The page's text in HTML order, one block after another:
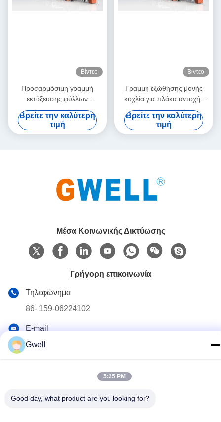
Βίντεο
Προσαρμόσιμη γραμμή
εκτόξευσης φύλλων
PC/PMMA, υψηλής
διαφάνειας με μονή βίδα
Βρείτε την καλύτερη
τιμή
Βίντεο
Γραμμή εξώθησης μονής
κοχλία για πλάκα αντοχής
PC, φύλλο PMMA, γραμμή
παραγωγής διαφανούς
οπτικού φύλλου PC
Βρείτε την καλύτερη
τιμή
Μέσα Κοινωνικής Δικτύωσης
Γρήγορη επικοινωνία
Τηλεφώνημα
86- 159-06224102
E-mail
salem@gwell.cn
Διεύθυνση
88# HENGSI RD. SCIENCE AND TECHNOLOGY
INDUSTRY PARK,CHENGXIANG TOWN,TAICANG,
τεχνολογίας και της επιστήμης στην Κίνα
Gwell
5:25 PM
Good day, what product are you looking for?